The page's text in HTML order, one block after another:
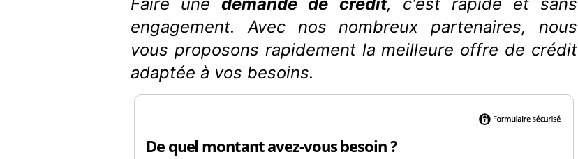
engagement. Avec nos nombreux partenaires, nous
vous proposons rapidement la meilleure offre de crédit
adaptée à vos besoins.